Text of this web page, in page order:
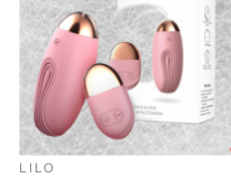
LILO